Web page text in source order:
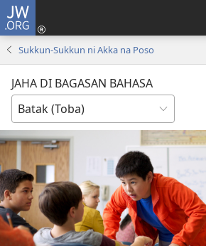
JW.ORG
Sukkun-Sukkun ni Akka na Poso
JAHA DI BAGASAN BAHASA